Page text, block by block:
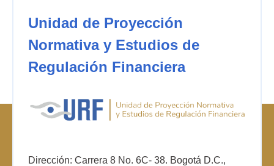
Unidad de Proyección
Normativa y Estudios de
Regulación Financiera
Dirección: Carrera 8 No. 6C- 38. Bogotá D.C.,